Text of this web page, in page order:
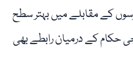
کے مقابلے میں بہتر سطح
حکام کے درمیان رابطے بھی